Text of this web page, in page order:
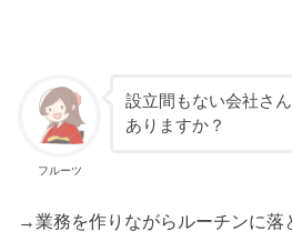
フルーツ
設立間もない会社さ
ありますか？
→業務を作りながらルーチンに落